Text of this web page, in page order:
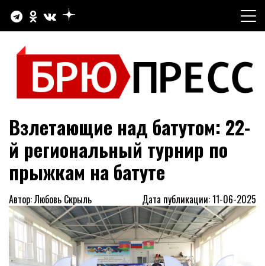
содержимому
БРЮПРЕСС
Официальный сайт газеты "Брюховецкие новости"
Взлетающие над батутом: 22-
й региональный турнир по
прыжкам на батуте
Автор: Любовь Скрыль Дата публикации: 11-06-2025